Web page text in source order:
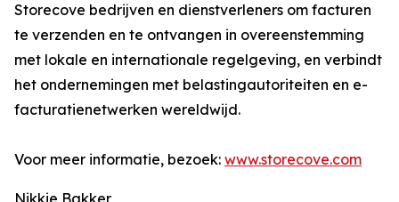
Storecove bedrijven en dienstverleners om facturen
te verzenden en te ontvangen in overeenstemming
met lokale en internationale regelgeving, en verbindt
het ondernemingen met belastingautoriteiten en e-
facturatienetwerken wereldwijd.
Voor meer informatie, bezoek: www.storecove.com
Nikkie Bakker